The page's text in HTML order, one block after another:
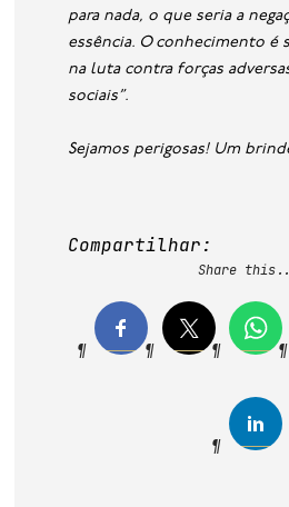
para nada, o que seria a
essência. O conhecimento é
na luta contra forças
sociais”.
Sejamos perigosas! Um
Compartilhar:
Share